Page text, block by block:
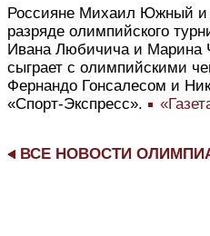
Россияне Михаил Южный и
разряде олимпийского
Ивана Любичича и Марина
сыграет с олимпийскими
Фернандо Гонсалесом и
«Спорт-Экспресс».
ВСЕ НОВОСТИ